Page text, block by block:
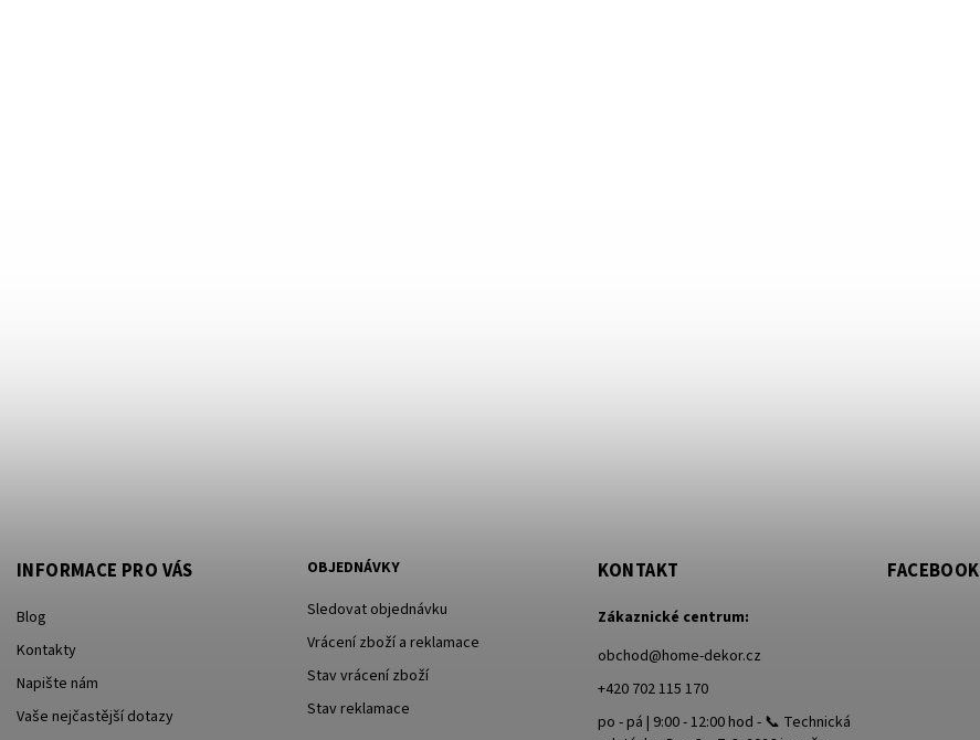
INFORMACE PRO VÁS
Blog
Kontakty
Napište nám
Vaše nejčastější dotazy
OBJEDNÁVKY
Sledovat objednávku
Vrácení zboží a reklamace
Stav vrácení zboží
Stav reklamace
KONTAKT
Zákaznické centrum:
obchod@home-dekor.cz
+420 702 115 170
po - pá | 9:00 - 12:00 hod - 📞 Technická
FACEBOOK